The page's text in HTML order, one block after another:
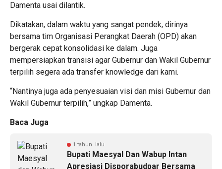
Damenta usai dilantik.
Dikatakan, dalam waktu yang sangat pendek, dirinya
bersama tim Organisasi Perangkat Daerah (OPD) akan
bergerak cepat konsolidasi ke dalam. Juga
mempersiapkan transisi agar Gubernur dan Wakil Gubernur
terpilih segera ada transfer knowledge dari kami.
“Nantinya juga ada penyesuaian visi dan misi Gubernur dan
Wakil Gubernur terpilih,” ungkap Damenta.
Baca Juga
1 tahun lalu
Bupati Maesyal Dan Wabup Intan
Apresiasi Disporabudpar Bersama